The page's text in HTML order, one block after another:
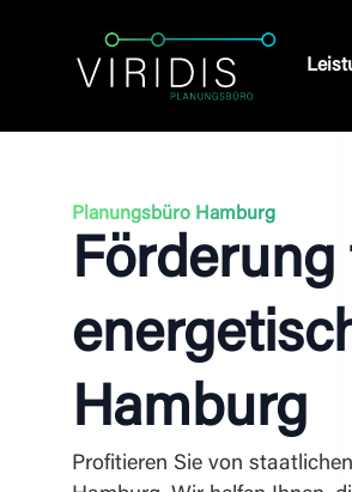
Planungsbüro Hamburg
Hamburg
Profitieren Sie von